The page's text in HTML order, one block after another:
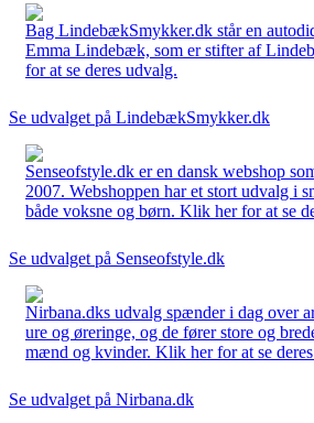
Bag LindebækSmykker.dk står en
Emma Lindebæk, som er stifter af
for at se deres udvalg.
Se udvalget på LindebækSmykker.dk
Senseofstyle.dk er en dansk webshop
2007. Webshoppen har et stort udvalg i
både voksne og børn. Klik her for at se
Se udvalget på Senseofstyle.dk
Nirbana.dks udvalg spænder i dag over
ure og øreringe, og de fører store og
mænd og kvinder. Klik her for at se
Se udvalget på Nirbana.dk